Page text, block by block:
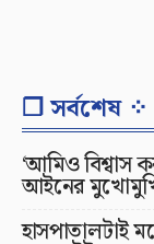
❐ সর্বশেষ ⁘
‘আমিও বিশ্বাস
আইনের
হাসপাতালটাই